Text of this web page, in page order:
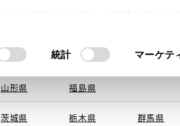
統計 マーケテ
青森県 岩手県 宮城県
山形県 福島県
茨城県 栃木県 群馬県
申し訳ございません
何らかの問題が発生しま
恐れ入りますが、しばらく経ってから再度、